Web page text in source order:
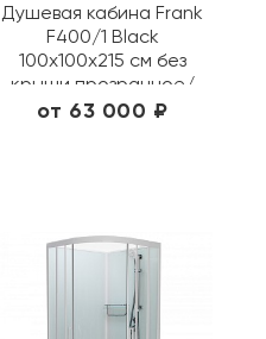
Душевая кабина Frank
F400/1 Black
100х100х215 см без
крыши прозрачное/
матовое 142009/ 20065
от 63 000 ₽